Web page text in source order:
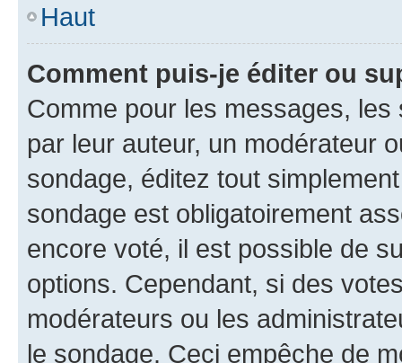
Haut
Comment puis-je éditer ou
Comme pour les messages,
par leur auteur, un modérateur
sondage, éditez tout
sondage est obligatoirement
encore voté, il est possible de
options. Cependant, si des
modérateurs ou les
le sondage. Ceci empêche de